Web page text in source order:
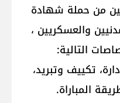
من حملة شهادة
والعسكريين ،
التالية:
تكييف وتبريد،
المباراة.